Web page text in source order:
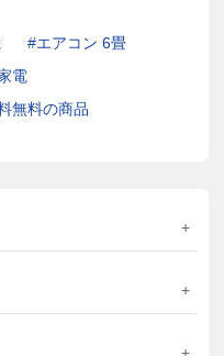
エアコン 6畳
電
無料の商品